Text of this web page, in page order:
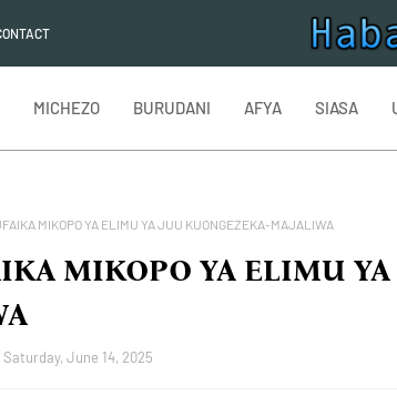
MICHEZO BURUDANI AFYA SIASA
MIKOPO YA ELIMU YA JUU KUONGEZEKA-MAJALIWA
MIKOPO YA ELIMU
Saturday, June 14, 2025